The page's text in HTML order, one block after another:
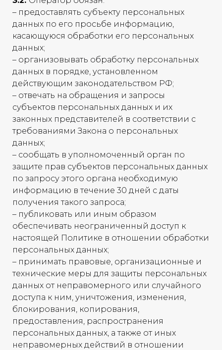
– предоставлять субъекту персональных
данных по его просьбе информацию,
касающуюся обработки его персональных
данных;
– организовывать обработку персональных
данных в порядке, установленном
действующим законодательством РФ;
– отвечать на обращения и запросы
субъектов персональных данных и их
законных представителей в соответствии с
требованиями Закона о персональных
данных;
– сообщать в уполномоченный орган по
защите прав субъектов персональных данных
по запросу этого органа необходимую
информацию в течение 30 дней с даты
получения такого запроса;
– публиковать или иным образом
обеспечивать неограниченный доступ к
настоящей Политике в отношении обработки
персональных данных;
– принимать правовые, организационные и
технические меры для защиты персональных
данных от неправомерного или случайного
доступа к ним, уничтожения, изменения,
блокирования, копирования,
предоставления, распространения
персональных данных, а также от иных
неправомерных действий в отношении